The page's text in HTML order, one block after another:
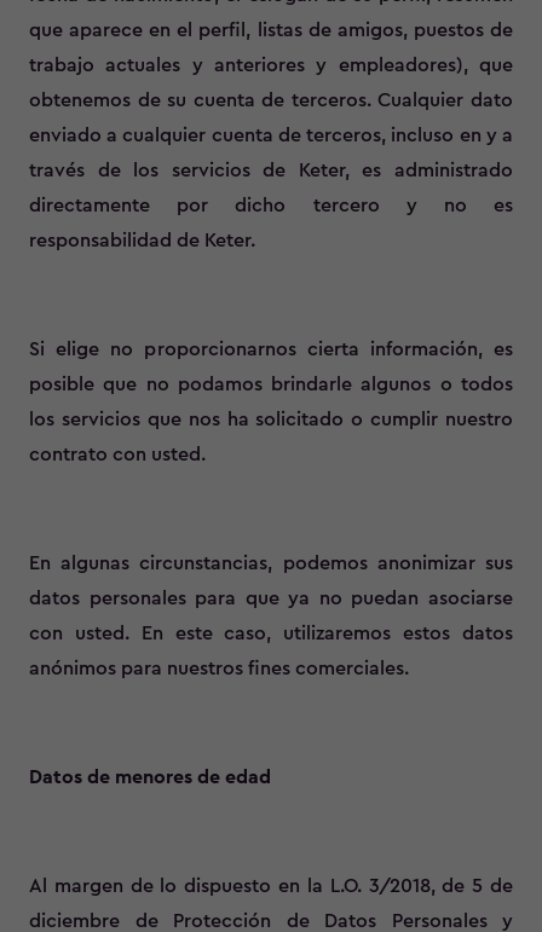
que aparece en el perfil, listas de amigos, puestos de
trabajo actuales y anteriores y empleadores), que
obtenemos de su cuenta de terceros. Cualquier dato
enviado a cualquier cuenta de terceros, incluso en y a
través de los servicios de Keter, es administrado
directamente por dicho tercero y no es
responsabilidad de Keter.
Si elige no proporcionarnos cierta información, es
posible que no podamos brindarle algunos o todos
los servicios que nos ha solicitado o cumplir nuestro
contrato con usted.
En algunas circunstancias, podemos anonimizar sus
datos personales para que ya no puedan asociarse
con usted. En este caso, utilizaremos estos datos
anónimos para nuestros fines comerciales.
Datos de menores de edad
Al margen de lo dispuesto en la L.O. 3/2018, de 5 de
diciembre de Protección de Datos Personales y